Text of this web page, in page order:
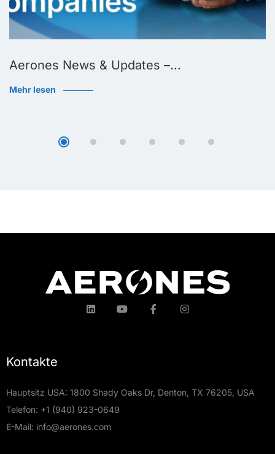
Aerones News & Updates –...
Mehr lesen
Kontakte
Hauptsitz USA: 1800 Shady Oaks Dr, Denton, TX 76205, USA
Telefon: +1 (940) 923-0649
E-Mail: info@aerones.com